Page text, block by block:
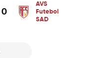
0
AVS
Futebol
SAD